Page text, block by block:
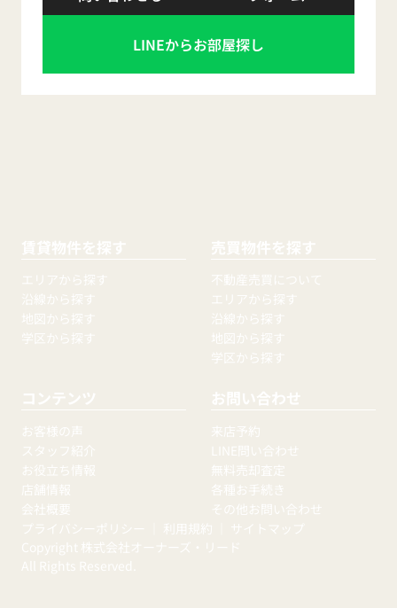
LINEからお部屋探し
賃貸物件を探す
エリアから探す
沿線から探す
地図から探す
学区から探す
売買物件を探す
不動産売買について
エリアから探す
沿線から探す
地図から探す
学区から探す
コンテンツ
お客様の声
スタッフ紹介
お役立ち情報
店舗情報
会社概要
お問い合わせ
来店予約
LINE問い合わせ
無料売却査定
各種お手続き
その他お問い合わせ
プライバシーポリシー
利用規約
サイトマップ
Copyright 株式会社オーナーズ・リード
All Rights Reserved.